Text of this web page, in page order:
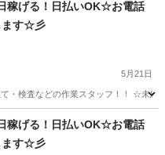
稼げる！日払いOK☆お電話
ます☆彡
5月21日
て・検査などの作業スタッフ！！
稼げる！日払いOK☆お電話
ます☆彡